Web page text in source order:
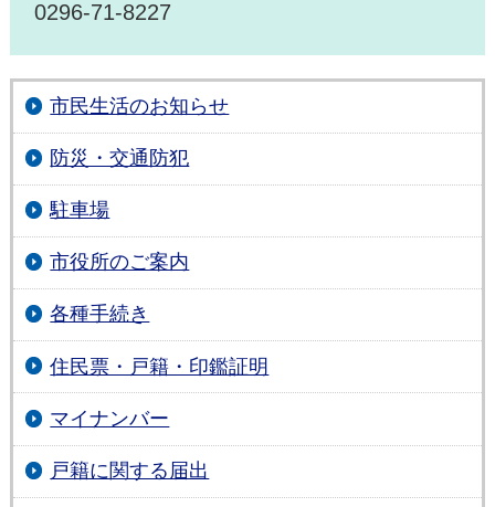
0296-71-8227
市民生活のお知らせ
防災・交通防犯
駐車場
市役所のご案内
各種手続き
住民票・戸籍・印鑑証明
マイナンバー
戸籍に関する届出